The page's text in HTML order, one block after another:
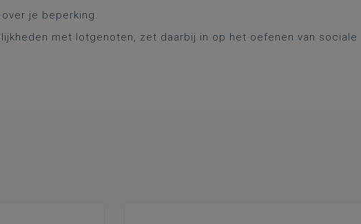
je beperking.
met lotgenoten, zet daarbij in op het oefenen van sociale